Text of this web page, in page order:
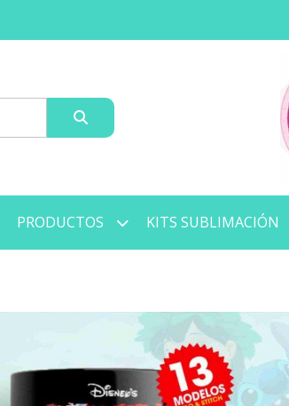
PRODUCTOS KITS SUBLIMACIÓN